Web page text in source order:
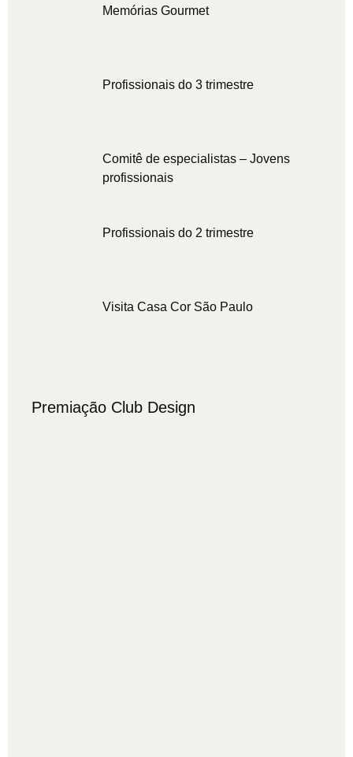
Memórias Gourmet
Profissionais do 3 trimestre
Comitê de especialistas – Jovens
profissionais
Profissionais do 2 trimestre
Visita Casa Cor São Paulo
Premiação Club Design